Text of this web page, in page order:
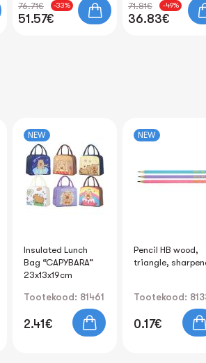
76.71€ -33%
51.57€
71.81€ -49%
36.83€
NEW
Insulated Lunch
Bag “CAPYBARA”
23x13x19cm
Tootekood: 81461
2.41€
NEW
Pencil HB wood,
triangle,
Tootekood:
0.17€